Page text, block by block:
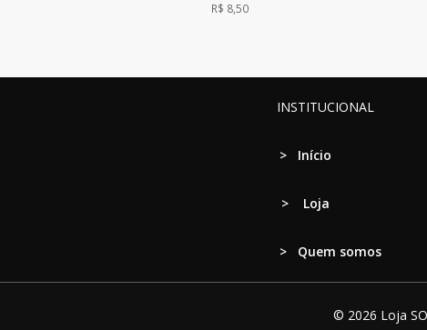
R$ 8,50
INSTITUCIONAL
> Início
> Loja
> Quem somos
© 2026 Loja